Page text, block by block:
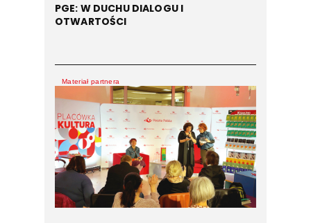
PGE: W DUCHU DIALOGU I
OTWARTOŚCI
Materiał partnera